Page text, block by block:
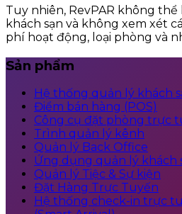
Tuy nhiên, RevPAR không
khách sạn và không xem xét
phí hoạt động, loại phòng và
Sản phẩm
Hệ thống quản lý khách
Điểm bán hàng (POS)
Công cụ đặt phòng trực
Trình quản lý kênh
Quản lý Back Office
Ứng dụng quản lý khách
Quản lý Tiệc & Sự kiện
Đặt Hàng Trực Tuyến
Hệ thống check-in trực